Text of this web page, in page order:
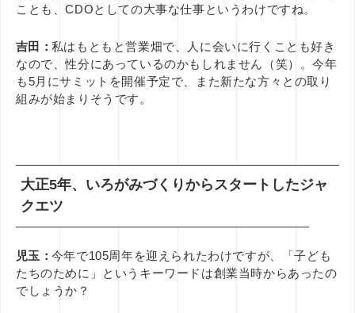
ことも、CDOとしての大事な仕事というわけですね。
吉田：私はもともと営業畑で、人に会いに行くことも好き
なので、性分にあっているのかもしれません（笑）。今年
も5月にサミットを開催予定で、また新たな方々との取り
組みが始まりそうです。
大正5年、いろがみづくりからスタートしたジャ
クエツ
児玉：今年で105周年を迎えられたわけですが、「子ども
たちのために」というキーワードは創業当時からあったの
でしょうか？